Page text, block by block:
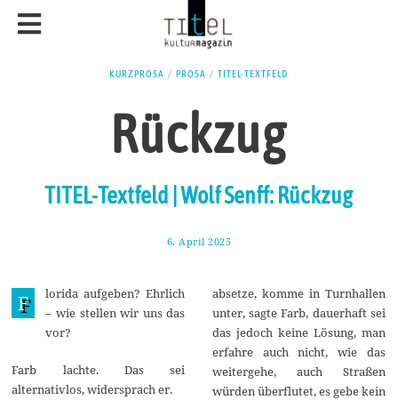
KURZPROSA / PROSA / TITEL-TEXTFELD
Rückzug
TITEL-Textfeld | Wolf Senff: Rückzug
6. April 2025
p
i
2
0
2
5
F
lorida aufgeben? Ehrlich
– wie stellen wir uns das
vor?
Farb lachte. Das sei
alternativlos, widersprach er.
absetze, komme in Turnhallen
unter, sagte Farb, dauerhaft sei
das jedoch keine Lösung, man
erfahre auch nicht, wie das
weitergehe, auch Straßen
würden überflutet, es gebe kein